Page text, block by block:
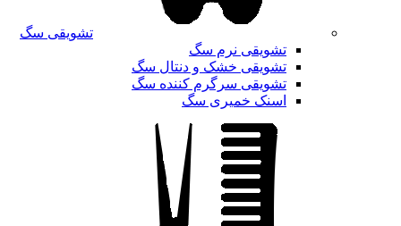
تشویقی سگ
تشویقی نرم سگ
تشویقی خشک و دنتال سگ
تشویقی سرگرم کننده سگ
اسنک خمیری سگ